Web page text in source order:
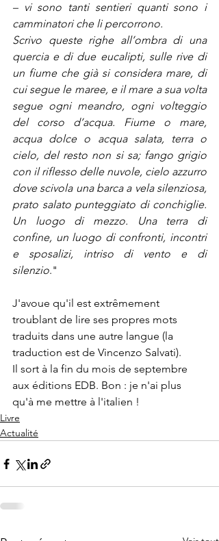
– vi sono tanti sentieri quanti sono i
camminatori che li percorrono.
Scrivo queste righe all’ombra di una
quercia e di due eucalipti, sulle rive di
un fiume che già si considera mare, di
cui segue le maree, e il mare a sua volta
segue ogni meandro, ogni volteggio
del corso d’acqua. Fiume o mare,
acqua dolce o acqua salata, terra o
cielo, del resto non si sa; fango grigio
con il riflesso delle nuvole, cielo azzurro
dove scivola una barca a vela silenziosa,
prato salato punteggiato di conchiglie.
Un luogo di mezzo. Una terra di
confine, un luogo di confronti, incontri
e sposalizi, intriso di vento e di
silenzio."
J'avoue qu'il est extrêmement
troublant de lire ses propres mots
traduits dans une autre langue (la
traduction est de Vincenzo Salvati).
Il sort à la fin du mois de septembre
aux éditions EDB. Bon : je n'ai plus
qu'à me mettre à l'italien !
Livre
Actualité